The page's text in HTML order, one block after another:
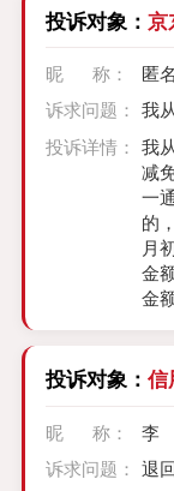
过
差
6.
等
登
联
并
我
台
为
投诉对象： 京
昵 称：
匿名
诉求问题： 我
减
一
的
从
投诉详情： 我
减
一
的
月
金
金
投诉对象： 信
昵 称：
李
诉求问题： 退